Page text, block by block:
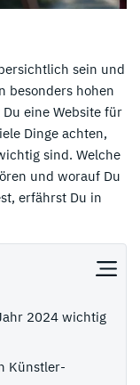
sein und
besonders hohen
eine Website für
Dinge achten,
sind. Welche
und worauf Du
erfährst Du in
2024 wichtig
Künstler-